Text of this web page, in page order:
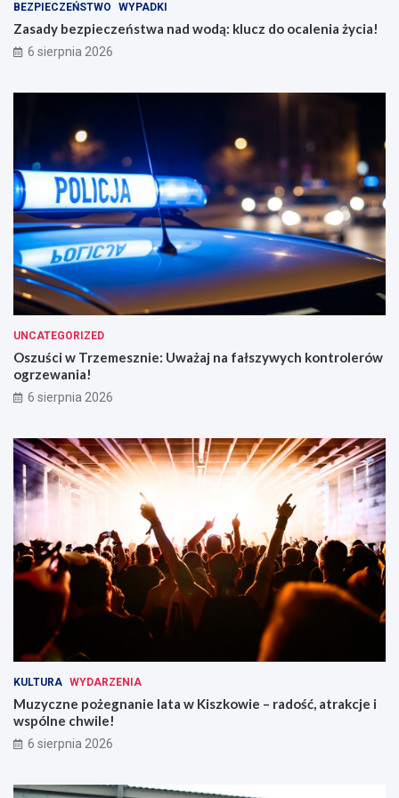
a
d
w
o
ą
u
c
z
d
o
o
c
a
l
e
n
i
a
ż
y
a
!
w
a
ż
a
n
ł
s
z
y
w
y
c
h
k
o
n
t
r
o
l
ó
w
o
g
r
z
e
w
a
BEZPIECZEŃSTWO WYPADKI
Zasady bezpieczeństwa nad wodą: klucz do ocalenia życia!
6 sierpnia 2026
UNCATEGORIZED
Oszuści w Trzemesznie: Uważaj na fałszywych kontrolerów
ogrzewania!
6 sierpnia 2026
KULTURA WYDARZENIA
Muzyczne pożegnanie lata w Kiszkowie – radość, atrakcje i
wspólne chwile!
6 sierpnia 2026